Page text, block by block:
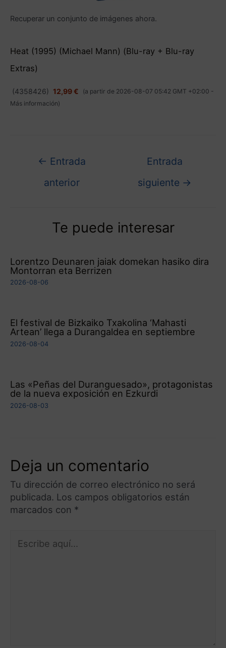
Recuperar un conjunto de imágenes ahora.
Heat (1995) (Michael Mann) (Blu-ray + Blu-ray
Extras)
(4358426) 12,99 €
(a partir de 2026-08-07 05:42 GMT +02:00 -
Más información)
← Entrada
anterior
Entrada
siguiente →
Te puede interesar
Lorentzo Deunaren jaiak domekan hasiko dira
Montorran eta Berrizen
2026-08-06
El festival de Bizkaiko Txakolina ‘Mahasti
Artean’ llega a Durangaldea en septiembre
2026-08-04
Las «Peñas del Duranguesado», protagonistas
de la nueva exposición en Ezkurdi
2026-08-03
Deja un comentario
Tu dirección de correo electrónico no será
publicada. Los campos obligatorios están
marcados con *